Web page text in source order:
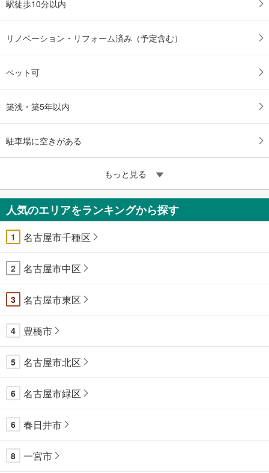
駅徒歩10分以内
リノベーション・リフォーム済み（予定含む）
ペット可
築浅・築5年以内
駐車場に空きがある
もっと見る
人気のエリアをランキングから探す
1 名古屋市千種区
2 名古屋市中区
3 名古屋市東区
4 豊橋市
5 名古屋市北区
6 名古屋市緑区
6 春日井市
8 一宮市